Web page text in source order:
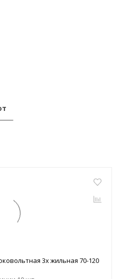
3х жильная 70-120